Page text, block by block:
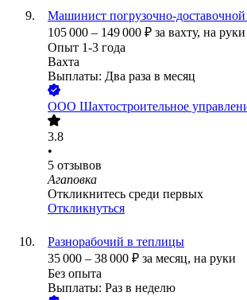
Машинист погрузочно-
105 000 – 149 000 ₽ за вахту, на руки
Опыт 1-3 года
Вахта
Выплаты: Два раза в месяц
ООО Шахтостроительное
3.8
•
5 отзывов
Агаповка
Откликнитесь среди первых
Откликнуться
Разнорабочий в теплицы
35 000 – 38 000 ₽ за месяц, на руки
Без опыта
Выплаты: Раз в неделю